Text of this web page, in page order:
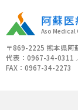
阿蘇
Aso Medical
〒869-2225 熊本県阿
代表：0967-34-0311
FAX：0967-34-2273